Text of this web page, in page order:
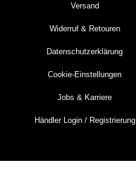
Versand
Widerruf & Retouren
Datenschutzerklärung
Cookie-Einstellungen
Jobs & Karriere
Händler Login / Registrierung